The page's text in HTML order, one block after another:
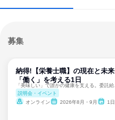
募集
納得!【栄養士職】の現在と未来
「働く」を考える1日
説明会・イベント
オンライン
2026年8月・9月 1日